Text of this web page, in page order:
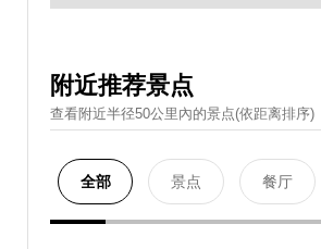
附近推荐景点
查看附近半径50公里內的景点(依距离排序)
全部 景点 餐厅